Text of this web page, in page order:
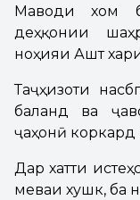
Маводи хом
деҳқонии
ноҳияи Ашт
Таҷҳизоти
баланд ва
ҷаҳонӣ коркард
Дар хатти
меваи хушк, ба